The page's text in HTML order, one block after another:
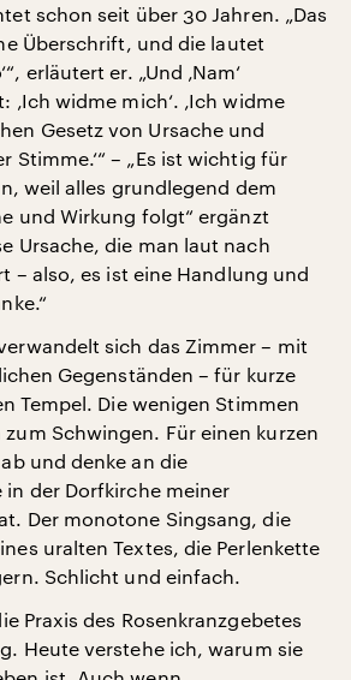
schon seit über 30 Jahren. „Das
Überschrift, und die lautet
erläutert er. „Und ‚Nam‘
‚Ich widme mich‘. ‚Ich widme
Gesetz von Ursache und
Stimme.‘“ – „Es ist wichtig für
weil alles grundlegend dem
und Wirkung folgt“ ergänzt
Ursache, die man laut nach
– also, es ist eine Handlung und
sich das Zimmer – mit
Gegenständen – für kurze
Tempel. Die wenigen Stimmen
Schwingen. Für einen kurzen
und denke an die
in der Dorfkirche meiner
Der monotone Singsang, die
uralten Textes, die Perlenkette
Schlicht und einfach.
Praxis des Rosenkranzgebetes
Heute verstehe ich, warum sie